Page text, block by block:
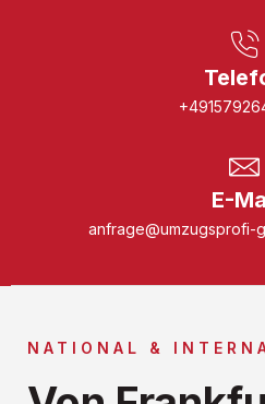
E-
anfrage@umzugsprofi-
NATIONAL &